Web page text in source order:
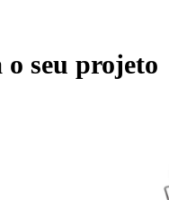
o seu projeto